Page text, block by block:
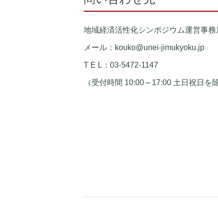
地域経済活性化シンポジウム運営事務
メール：kouko@unei-jimukyoku.jp
T E L：03-5472-1147
（受付時間 10:00～17:00 土日祝日を